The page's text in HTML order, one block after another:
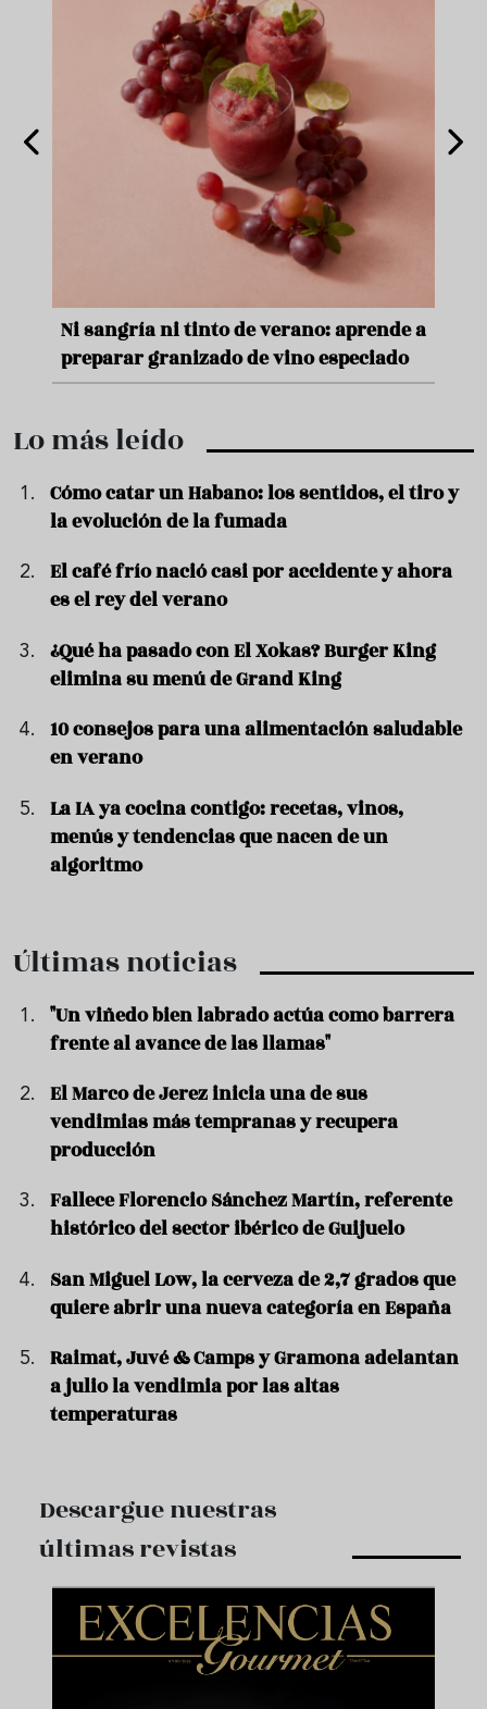
Aceitunas: el aperitivo estrella del
verano
Lo más leído
Cómo catar un Habano: los sentidos, el tiro y
la evolución de la fumada
El café frío nació casi por accidente y ahora
es el rey del verano
¿Qué ha pasado con El Xokas? Burger King
elimina su menú de Grand King
10 consejos para una alimentación saludable
en verano
La IA ya cocina contigo: recetas, vinos,
menús y tendencias que nacen de un
algoritmo
Últimas noticias
"Un viñedo bien labrado actúa como barrera
frente al avance de las llamas"
El Marco de Jerez inicia una de sus
vendimias más tempranas y recupera
producción
Fallece Florencio Sánchez Martín, referente
histórico del sector ibérico de Guijuelo
San Miguel Low, la cerveza de 2,7 grados que
quiere abrir una nueva categoría en España
Raimat, Juvé & Camps y Gramona adelantan
a julio la vendimia por las altas
temperaturas
Descargue nuestras
últimas revistas